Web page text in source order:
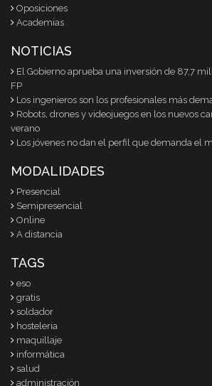
Oposiciones
Academias
NOTICIAS
El Gobierno aprueba una inversión de 87,7
FP
Los ingenieros son los profesionales más
Robots, drones y videojuegos en los nuevos
verano
Los jóvenes no dan el perfil que demanda el
MODALIDADES
Presencial
Semipresencial
Online
A distancia
TAGS
eso
gratis
soldador
hosteleria
maquillaje
informática
salud
administración